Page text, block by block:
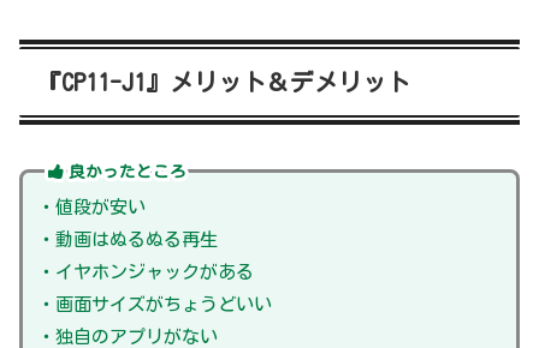
『CP11-J1』メリット＆デメリット
良かったところ
・値段が安い
・動画はぬるぬる再生
・イヤホンジャックがある
・画面サイズがちょうどいい
・独自のアプリがない